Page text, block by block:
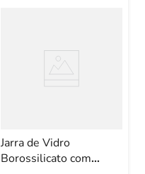
Jarra de Vidro
Borossilicato com